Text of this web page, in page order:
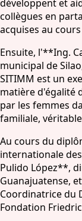
développent et
collègues en
acquises au
Ensuite, l'**Ing.
municipal de
SITIMM est un
matière d'égalité
par les femmes
familiale,
Au cours du
internationale
Pulido López**,
Guanajuatense,
Coordinatrice du
Fondation